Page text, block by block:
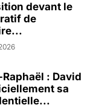
devant le
de
: David
sa